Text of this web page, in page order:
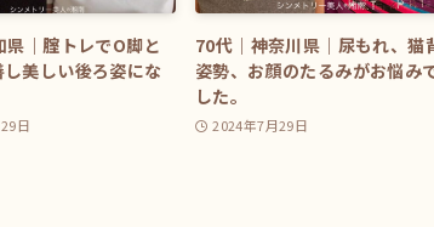
県｜腟トレでO脚と
美しい後ろ姿にな
日
70代｜神奈川県｜尿もれ、猫
姿勢、お顔のたるみがお悩み
した。
2024年7月29日